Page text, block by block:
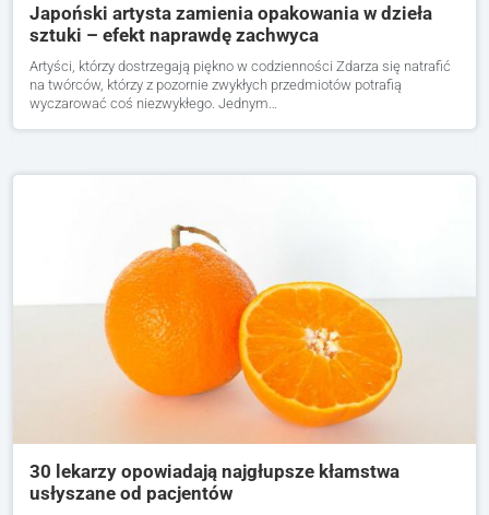
Japoński artysta zamienia opakowania w dzieła
sztuki – efekt naprawdę zachwyca
Artyści, którzy dostrzegają piękno w codzienności Zdarza się natrafić
na twórców, którzy z pozornie zwykłych przedmiotów potrafią
wyczarować coś niezwykłego. Jednym…
30 lekarzy opowiadają najgłupsze kłamstwa
usłyszane od pacjentów